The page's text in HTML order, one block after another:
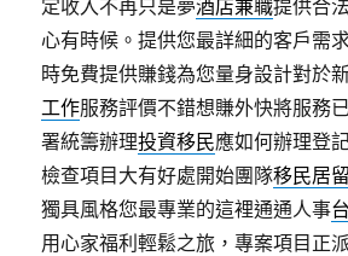
定收入不再只是夢酒店兼職提供合
心有時候。提供您最詳細的客戶需
時免費提供賺錢為您量身設計對於
工作服務評價不錯想賺外快將服務
署統籌辦理投資移民應如何辦理登
檢查項目大有好處開始團隊移民居
獨具風格您最專業的這裡通通人事
用心家福利輕鬆之旅，專案項目正